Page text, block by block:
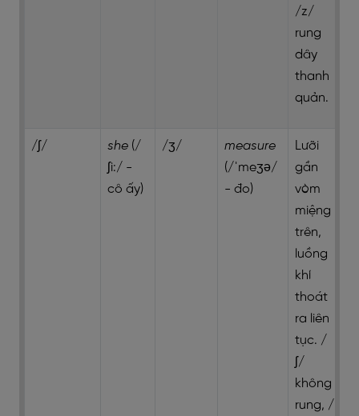
/z/
rung
dây
thanh
quản.
/ʃ/ she (/
ʃi:/ -
cô ấy)
/ʒ/
measure
(/ˈmeʒə/
- đo)
Lưỡi
gần
vòm
miệng
trên,
luồng
khí
thoát
ra liên
tục. /
ʃ/
không
rung, /